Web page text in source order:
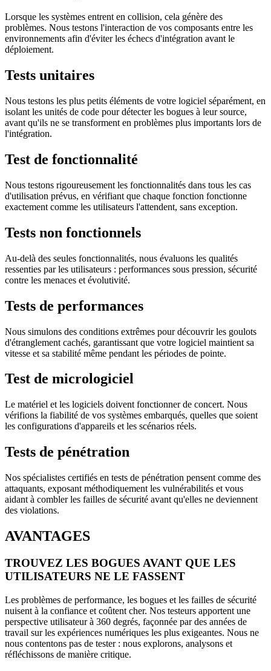
Lorsque les systèmes entrent en collision, cela génère des
problèmes. Nous testons l'interaction de vos composants entre les
environnements afin d'éviter les échecs d'intégration avant le
déploiement.
Tests unitaires
Nous testons les plus petits éléments de votre logiciel séparément, en
isolant les unités de code pour détecter les bogues à leur source,
avant qu'ils ne se transforment en problèmes plus importants lors de
l'intégration.
Test de fonctionnalité
Nous testons rigoureusement les fonctionnalités dans tous les cas
d'utilisation prévus, en vérifiant que chaque fonction fonctionne
exactement comme les utilisateurs l'attendent, sans exception.
Tests non fonctionnels
Au-delà des seules fonctionnalités, nous évaluons les qualités
ressenties par les utilisateurs : performances sous pression, sécurité
contre les menaces et évolutivité.
Tests de performances
Nous simulons des conditions extrêmes pour découvrir les goulots
d'étranglement cachés, garantissant que votre logiciel maintient sa
vitesse et sa stabilité même pendant les périodes de pointe.
Test de micrologiciel
Le matériel et les logiciels doivent fonctionner de concert. Nous
vérifions la fiabilité de vos systèmes embarqués, quelles que soient
les configurations d'appareils et les scénarios réels.
Tests de pénétration
Nos spécialistes certifiés en tests de pénétration pensent comme des
attaquants, exposant méthodiquement les vulnérabilités et vous
aidant à combler les failles de sécurité avant qu'elles ne deviennent
des violations.
AVANTAGES
TROUVEZ LES BOGUES AVANT QUE LES
UTILISATEURS NE LE FASSENT
Les problèmes de performance, les bogues et les failles de sécurité
nuisent à la confiance et coûtent cher. Nos testeurs apportent une
perspective utilisateur à 360 degrés, façonnée par des années de
travail sur les expériences numériques les plus exigeantes. Nous ne
nous contentons pas de tester : nous explorons, analysons et
réfléchissons de manière critique.